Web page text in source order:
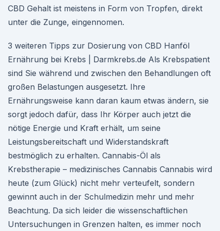
CBD Gehalt ist meistens in Form von Tropfen, direkt
unter die Zunge, eingennomen.
3 weiteren Tipps zur Dosierung von CBD Hanföl
Ernährung bei Krebs | Darmkrebs.de Als Krebspatient
sind Sie während und zwischen den Behandlungen oft
großen Belastungen ausgesetzt. Ihre
Ernährungsweise kann daran kaum etwas ändern, sie
sorgt jedoch dafür, dass Ihr Körper auch jetzt die
nötige Energie und Kraft erhält, um seine
Leistungsbereitschaft und Widerstandskraft
bestmöglich zu erhalten. Cannabis-Öl als
Krebstherapie – medizinisches Cannabis Cannabis wird
heute (zum Glück) nicht mehr verteufelt, sondern
gewinnt auch in der Schulmedizin mehr und mehr
Beachtung. Da sich leider die wissenschaftlichen
Untersuchungen in Grenzen halten, es immer noch